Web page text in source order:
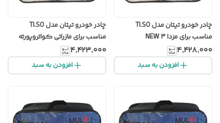
چادر خودرو تیتان مدل TI.SO
مناسب برای مزدا 3 NEW
۴٬۴۲۸٬۰۰۰
افزودن به سبد
چادر خودرو تیتان مدل TI.SO
مناسب برای مازراتی کواتروپورته
۴٬۴۲۳٬۰۰۰
افزودن به سبد